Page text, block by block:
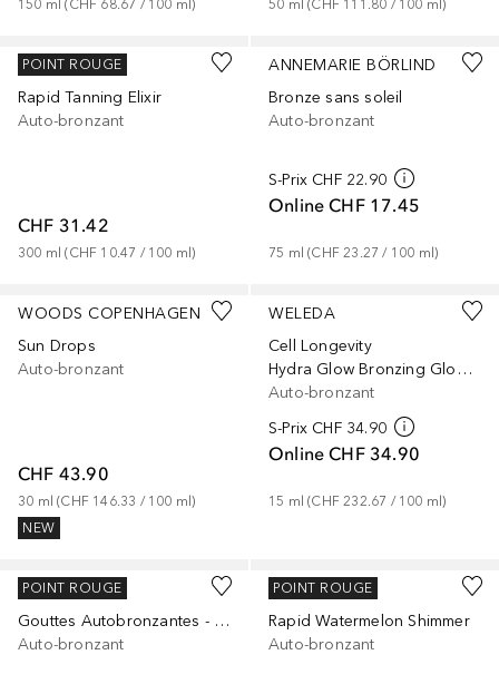
150 ml ( CHF 68.67 / 100 ml ) 50 ml (CHF 111.80 / 100 ml )
THE FOX TAN
Rapid Tanning Elixir
Auto-bronzant
CHF 31.42
300 ml (CHF 10.47 / 100 ml)
POINT ROUGE
ANNEMARIE BÖRLIND
Bronze sans soleil
Auto-bronzant
S-Prix CHF 22.90
Online CHF 17.45
75 ml (CHF 23.27 / 100 ml)
WOODS COPENHAGEN
Sun Drops
Auto-bronzant
CHF 43.90
30 ml (CHF 146.33 / 100 ml)
NEW
WELEDA
Cell Longevity
Hydra Glow Bronzing Glow Drops
Auto-bronzant
S-Prix CHF 34.90
Online CHF 34.90
15 ml (CHF 232.67 / 100 ml)
FLEEKY
Gouttes Autobronzantes - Teint Doré pour Visage & Corps
Auto-bronzant
POINT ROUGE
THE FOX TAN
Rapid Watermelon Shimmer
Auto-bronzant
POINT ROUGE